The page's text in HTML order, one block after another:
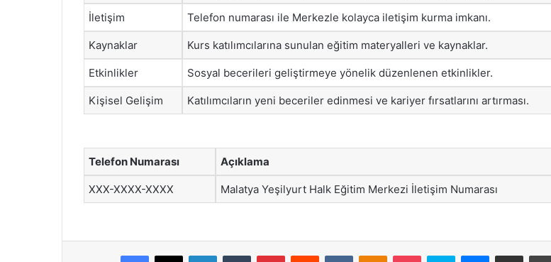
İletişim Telefon numarası ile Merkezle kolayca iletişim kurma imkanı.
Kaynaklar Kurs katılımcılarına sunulan eğitim materyalleri ve kaynaklar.
Etkinlikler Sosyal becerileri geliştirmeye yönelik düzenlenen etkinlikler.
Kişisel Gelişim Katılımcıların yeni beceriler edinmesi ve kariyer fırsatlarını artırması.
Telefon Numarası Açıklama
XXX-XXXX-XXXX Malatya Yeşilyurt Halk Eğitim Merkezi İletişim Numarası
Facebook
X LinkedInTumblr PinterestReddit VKontakteOdnoklassniki
Pocket Skype Messenger
E-Posta ile paylaş